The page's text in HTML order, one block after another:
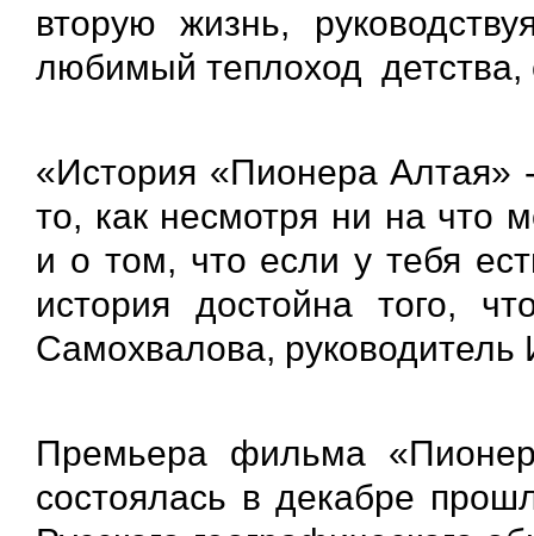
вторую жизнь,
любимый теплоход детства,
«История «Пионера Алтая»
то, как несмотря ни на что
и о том, что если у тебя
история достойна того,
Самохвалова,
Премьера фильма
состоялась в декабре